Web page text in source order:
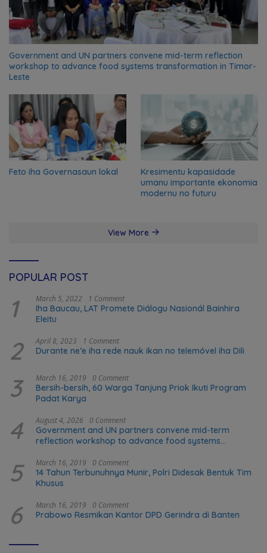
Government and UN partners convene mid-term reflection
workshop to advance food systems transformation in Timor-
Leste
Feto iha Governasaun lokal
Kresimentu kapasidade
umanu importante ekonomia
modernu no futuru
View More
POPULAR POST
1 March 5, 2022 1 Comment
Iha Baucau, LAT Promete Diálogu Nasionál Bainhira
Eleitu
2 April 8, 2023 1 Comment
Durante ne’e iha rede nauk ikan no telemóvel iha Dili
3 March 16, 2019 0 Comment
Bersih-bersih, 60 Warga Tanjung Priok Ikuti Program
Padat Karya
4 August 4, 2026 0 Comment
Government and UN partners convene mid-term
reflection workshop to advance food systems
5 March 16, 2019 0 Comment
14 Tahun Terbunuhnya Munir, Polri Didesak Bentuk Tim
Khusus
6 March 16, 2019 0 Comment
Prabowo Resmikan Kantor DPD Gerindra di Banten